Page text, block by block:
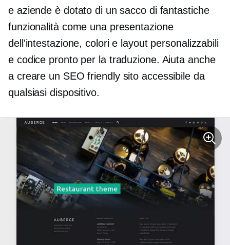
e aziende è dotato di un sacco di fantastiche
funzionalità come una presentazione
dell'intestazione, colori e layout personalizzabili
e codice pronto per la traduzione. Aiuta anche
a creare un SEO friendlysito accessibile da
qualsiasi dispositivo.